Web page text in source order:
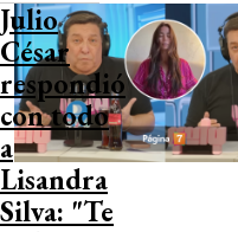
Julio
César
respondió
con todo
a
Lisandra
Silva: "Te